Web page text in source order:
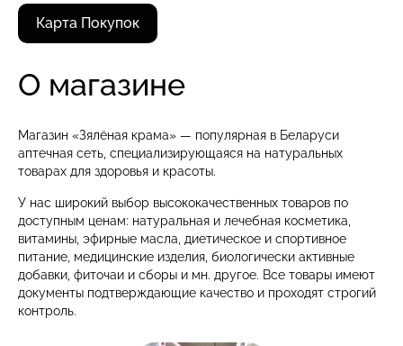
Карта Покупок
О магазине
Магазин «Зялёная крама» — популярная в Беларуси
аптечная сеть, специализирующаяся на натуральных
товарах для здоровья и красоты.
У нас широкий выбор высококачественных товаров по
доступным ценам: натуральная и лечебная косметика,
витамины, эфирные масла, диетическое и спортивное
питание, медицинские изделия, биологически активные
добавки, фиточаи и сборы и мн. другое. Все товары имеют
документы подтверждающие качество и проходят строгий
контроль.